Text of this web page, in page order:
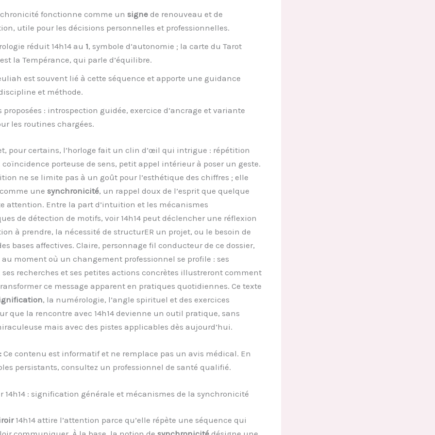
fonctionne comme un signe de renouveau et de
utile pour les décisions personnelles et professionnelles.
réduit 14h14 au 1, symbole d’autonomie ; la carte du Tarot
la Tempérance, qui parle d’équilibre.
est souvent lié à cette séquence et apporte une guidance
et méthode.
proposées : introspection guidée, exercice d’ancrage et variante
les routines chargées.
pour certains, l’horloge fait un clin d’œil qui intrigue : répétition
porteuse de sens, petit appel intérieur à poser un geste.
ne se limite pas à un goût pour l’esthétique des chiffres ; elle
une synchronicité, un rappel doux de l’esprit que quelque
attention. Entre la part d’intuition et les mécanismes
de détection de motifs, voir 14h14 peut déclencher une réflexion
à prendre, la nécessité de structurER un projet, ou le besoin de
bases affectives. Claire, personnage fil conducteur de ce dossier,
au moment où un changement professionnel se profile : ses
recherches et ses petites actions concrètes illustreront comment
ce message apparent en pratiques quotidiennes. Ce texte
, la numérologie, l’angle spirituel et des exercices
que la rencontre avec 14h14 devienne un outil pratique, sans
mais avec des pistes applicables dès aujourd’hui.
Ce contenu est informatif et ne remplace pas un avis médical. En
persistants, consultez un professionnel de santé qualifié.
14h14 : signification générale et mécanismes de la synchronicité
14h14 attire l’attention parce qu’elle répète une séquence qui